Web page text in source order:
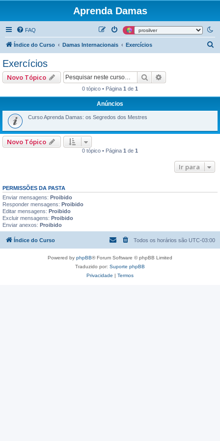
Aprenda Damas
FAQ
Índice do Curso Damas Internacionais Exercícios
Exercícios
Novo Tópico Pesquisar
0 tópico • Página 1 de 1
Anúncios
Curso Aprenda Damas: os Segredos dos Mestres
Novo Tópico
0 tópico • Página 1 de 1
Ir para
PERMISSÕES DA PASTA
Enviar mensagens: Proibido
Responder mensagens: Proibido
Editar mensagens: Proibido
Excluir mensagens: Proibido
Enviar anexos: Proibido
Índice do Curso Todos os horários são UTC-03:00
Powered by phpBB® Forum Software © phpBB Limited
Traduzido por: Suporte phpBB
Privacidade | Termos